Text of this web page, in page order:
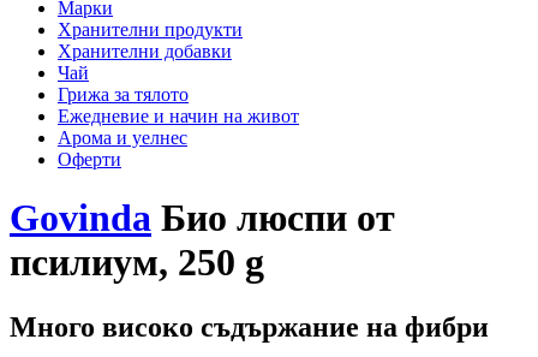
Марки
Хранителни продукти
Хранителни добавки
Чай
Грижа за тялото
Ежедневие и начин на живот
Арома и уелнес
Оферти
Govinda Био люспи от
псилиум, 250 g
Много високо съдържание на фибри